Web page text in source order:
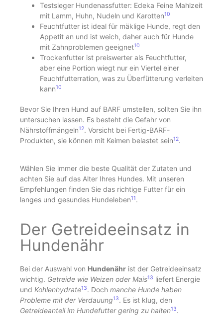
Testsieger Hundenassfutter: Edeka Feine Mahlzeit
mit Lamm, Huhn, Nudeln und Karotten10
Feuchtfutter ist ideal für mäklige Hunde, regt den
Appetit an und ist weich, daher auch für Hunde
mit Zahnproblemen geeignet10
Trockenfutter ist preiswerter als Feuchtfutter,
aber eine Portion wiegt nur ein Viertel einer
Feuchtfutterration, was zu Überfütterung verleiten
kann10
Bevor Sie Ihren Hund auf BARF umstellen, sollten Sie ihn
untersuchen lassen. Es besteht die Gefahr von
Nährstoffmängeln12. Vorsicht bei Fertig-BARF-
Produkten, sie können mit Keimen belastet sein12.
Wählen Sie immer die beste Qualität der Zutaten und
achten Sie auf das Alter Ihres Hundes. Mit unseren
Empfehlungen finden Sie das richtige Futter für ein
langes und gesundes Hundeleben11.
Der Getreideeinsatz in
Hundenähr
Bei der Auswahl von Hundenähr ist der Getreideeinsatz
wichtig. Getreide wie Weizen oder Mais13 liefert Energie
und Kohlenhydrate13. Doch manche Hunde haben
Probleme mit der Verdauung13. Es ist klug, den
Getreideanteil im Hundefutter gering zu halten13.